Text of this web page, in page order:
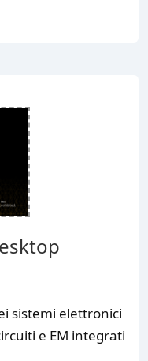
sistemi elettronici
e EM integrati